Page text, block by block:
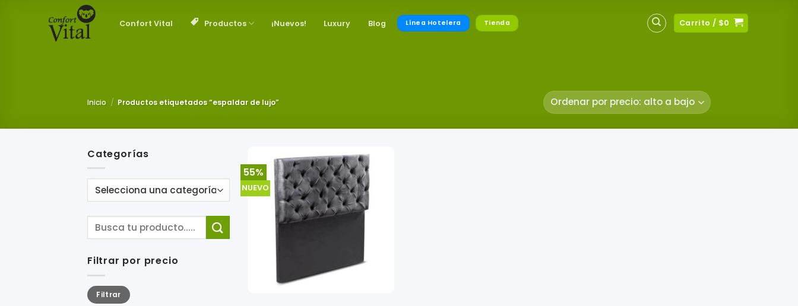
Confort Vital Productos ¡Nuevos! Luxury Blog Línea Hotelera Tienda Carrito / $0
Inicio / Productos etiquetados “espaldar de lujo”
Categorías
Filtrar por precio
Precio
mínimo
Precio
máximo
Filtrar
55%
NUEVO